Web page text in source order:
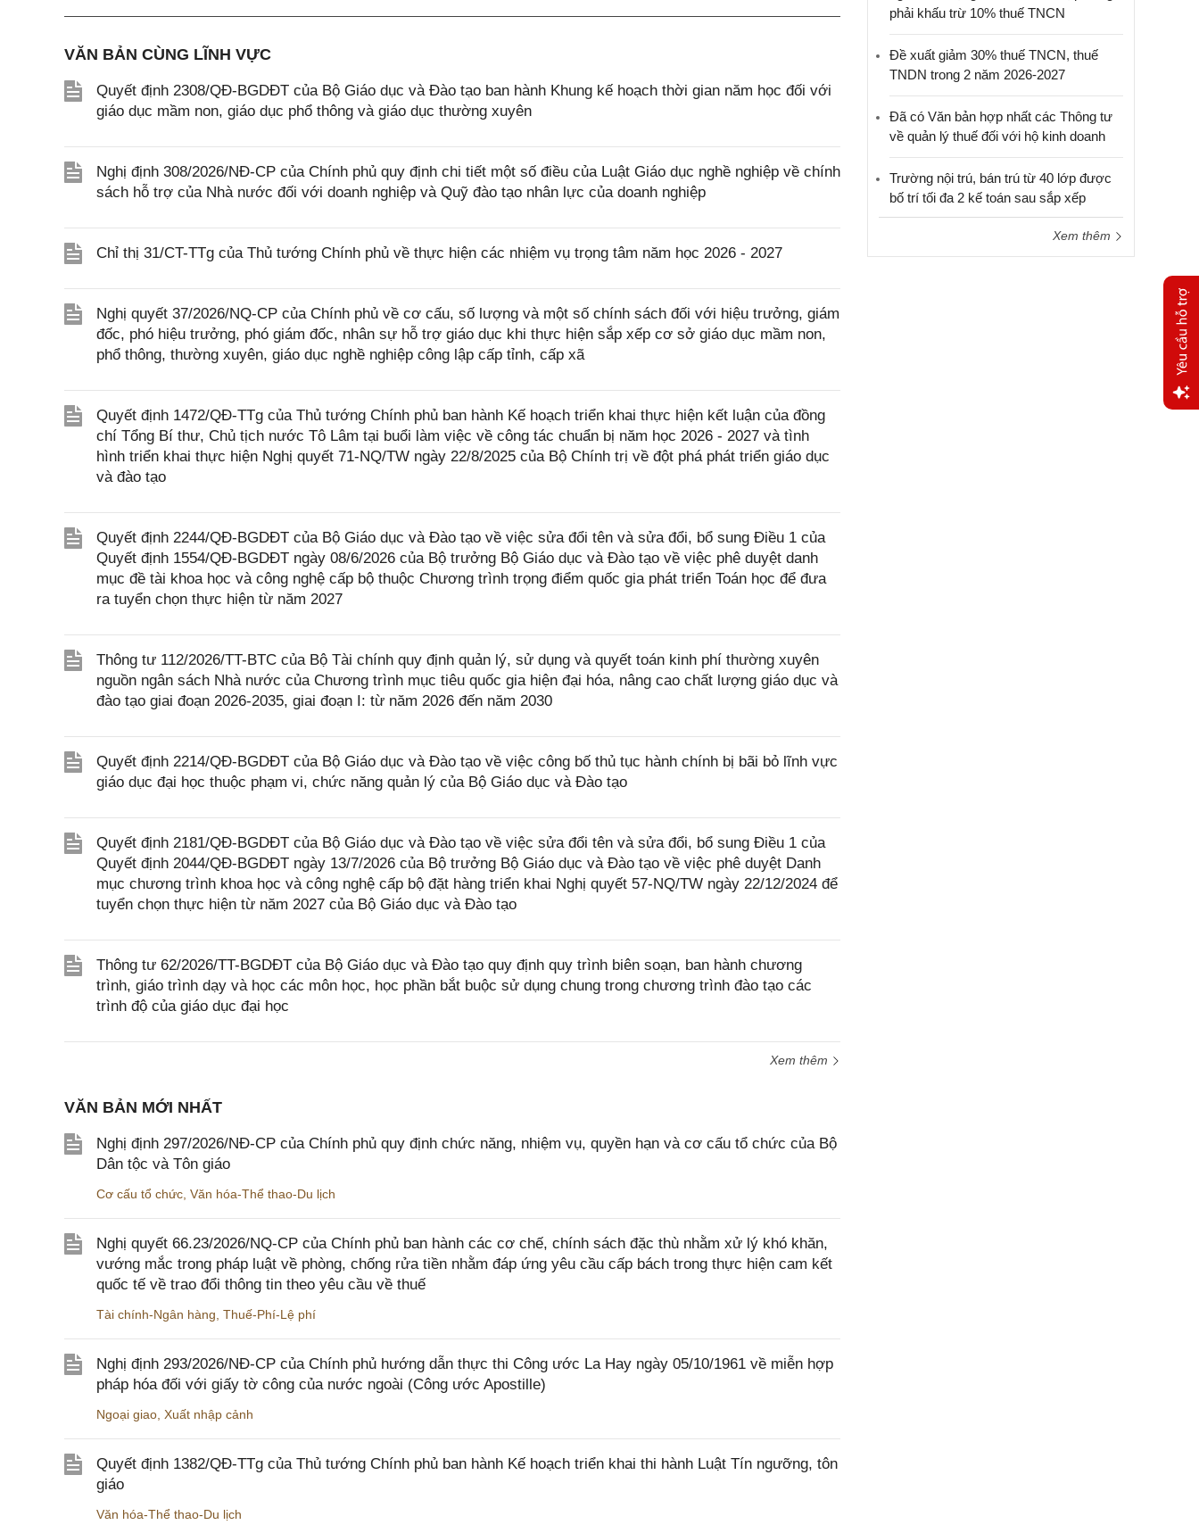
VĂN BẢN CÙNG LĨNH VỰC
Quyết định 2308/QĐ-BGDĐT của Bộ Giáo dục và Đào tạo ban hành Khung kế hoạch thời gian năm học đối với
giáo dục mầm non, giáo dục phổ thông và giáo dục thường xuyên
Nghị định 308/2026/NĐ-CP của Chính phủ quy định chi tiết một số điều của Luật Giáo dục nghề nghiệp về chính
sách hỗ trợ của Nhà nước đối với doanh nghiệp và Quỹ đào tạo nhân lực của doanh nghiệp
Chỉ thị 31/CT-TTg của Thủ tướng Chính phủ về thực hiện các nhiệm vụ trọng tâm năm học 2026 - 2027
Nghị quyết 37/2026/NQ-CP của Chính phủ về cơ cấu, số lượng và một số chính sách đối với hiệu trưởng, giám
đốc, phó hiệu trưởng, phó giám đốc, nhân sự hỗ trợ giáo dục khi thực hiện sắp xếp cơ sở giáo dục mầm non,
phổ thông, thường xuyên, giáo dục nghề nghiệp công lập cấp tỉnh, cấp xã
Quyết định 1472/QĐ-TTg của Thủ tướng Chính phủ ban hành Kế hoạch triển khai thực hiện kết luận của đồng
chí Tổng Bí thư, Chủ tịch nước Tô Lâm tại buổi làm việc về công tác chuẩn bị năm học 2026 - 2027 và tình
hình triển khai thực hiện Nghị quyết 71-NQ/TW ngày 22/8/2025 của Bộ Chính trị về đột phá phát triển giáo dục
và đào tạo
Quyết định 2244/QĐ-BGDĐT của Bộ Giáo dục và Đào tạo về việc sửa đổi tên và sửa đổi, bổ sung Điều 1 của
Quyết định 1554/QĐ-BGDĐT ngày 08/6/2026 của Bộ trưởng Bộ Giáo dục và Đào tạo về việc phê duyệt danh
mục đề tài khoa học và công nghệ cấp bộ thuộc Chương trình trọng điểm quốc gia phát triển Toán học để đưa
ra tuyển chọn thực hiện từ năm 2027
Thông tư 112/2026/TT-BTC của Bộ Tài chính quy định quản lý, sử dụng và quyết toán kinh phí thường xuyên
nguồn ngân sách Nhà nước của Chương trình mục tiêu quốc gia hiện đại hóa, nâng cao chất lượng giáo dục và
đào tạo giai đoạn 2026-2035, giai đoạn I: từ năm 2026 đến năm 2030
Quyết định 2214/QĐ-BGDĐT của Bộ Giáo dục và Đào tạo về việc công bố thủ tục hành chính bị bãi bỏ lĩnh vực
giáo dục đại học thuộc phạm vi, chức năng quản lý của Bộ Giáo dục và Đào tạo
Quyết định 2181/QĐ-BGDĐT của Bộ Giáo dục và Đào tạo về việc sửa đổi tên và sửa đổi, bổ sung Điều 1 của
Quyết định 2044/QĐ-BGDĐT ngày 13/7/2026 của Bộ trưởng Bộ Giáo dục và Đào tạo về việc phê duyệt Danh
mục chương trình khoa học và công nghệ cấp bộ đặt hàng triển khai Nghị quyết 57-NQ/TW ngày 22/12/2024 để
tuyển chọn thực hiện từ năm 2027 của Bộ Giáo dục và Đào tạo
Thông tư 62/2026/TT-BGDĐT của Bộ Giáo dục và Đào tạo quy định quy trình biên soạn, ban hành chương
trình, giáo trình dạy và học các môn học, học phần bắt buộc sử dụng chung trong chương trình đào tạo các
trình độ của giáo dục đại học
Xem thêm
VĂN BẢN MỚI NHẤT
Nghị định 297/2026/NĐ-CP của Chính phủ quy định chức năng, nhiệm vụ, quyền hạn và cơ cấu tổ chức của Bộ
Dân tộc và Tôn giáo
Cơ cấu tổ chức Văn hóa-Thể thao-Du lịch
Nghị quyết 66.23/2026/NQ-CP của Chính phủ ban hành các cơ chế, chính sách đặc thù nhằm xử lý khó khăn,
vướng mắc trong pháp luật về phòng, chống rửa tiền nhằm đáp ứng yêu cầu cấp bách trong thực hiện cam kết
quốc tế về trao đổi thông tin theo yêu cầu về thuế
Tài chính-Ngân hàng Thuế-Phí-Lệ phí
Nghị định 293/2026/NĐ-CP của Chính phủ hướng dẫn thực thi Công ước La Hay ngày 05/10/1961 về miễn hợp
pháp hóa đối với giấy tờ công của nước ngoài (Công ước Apostille)
Ngoại giao Xuất nhập cảnh
Quyết định 1382/QĐ-TTg của Thủ tướng Chính phủ ban hành Kế hoạch triển khai thi hành Luật Tín ngưỡng, tôn
giáo
Văn hóa-Thể thao-Du lịch
phải khấu trừ 10% thuế TNCN
Đề xuất giảm 30% thuế TNCN, thuế
TNDN trong 2 năm 2026-2027
Đã có Văn bản hợp nhất các Thông tư
về quản lý thuế đối với hộ kinh doanh
Trường nội trú, bán trú từ 40 lớp được
bố trí tối đa 2 kế toán sau sắp xếp
Xem thêm